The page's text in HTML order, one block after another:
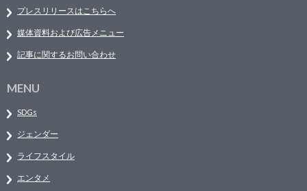
プレスリリースはこちらへ
媒体資料および広告メニュー
記事に関するお問い合わせ
MENU
SDGs
ジェンダー
ライフスタイル
エンタメ